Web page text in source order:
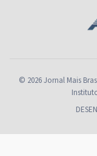
© 2026 Jornal Mais